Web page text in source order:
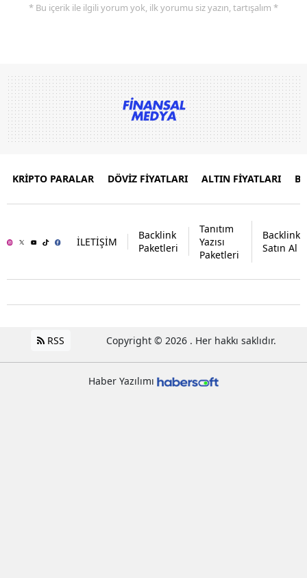
* Bu içerik ile ilgili yorum yok, ilk yorumu siz yazın, tartışalım *
KRİPTO PARALAR DÖVİZ FİYATLARI ALTIN FİYATLARI
İLETİŞİM
Backlink
Paketleri
Tanıtım
Yazısı
Paketleri
Backlink
Satın Al
RSS Copyright © 2026 . Her hakkı saklıdır.
Haber Yazılımı